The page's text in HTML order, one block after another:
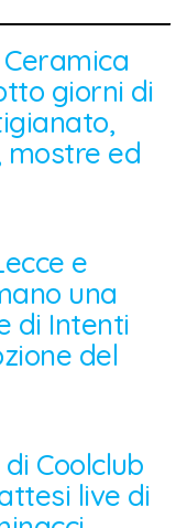
giorni di
mostre ed
e
una
di Intenti
del
di Coolclub
live di